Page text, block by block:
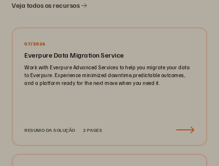
Veja todos os recursos
07/2026
Everpure Data Migration Service
Work with Everpure Advanced Services to help you migrate your data
to Everpure. Experience minimized downtime,predictable outcomes,
and a platform ready for the next move when you need it.
RESUMO DA SOLUÇÃO 2 PAGES